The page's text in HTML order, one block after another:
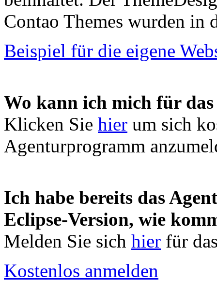
Contao Themes wurden in
Beispiel für die eigene
Wo kann ich mich für
Klicken Sie hier um sich
Agenturprogramm
Ich habe bereits das
Eclipse-Version, wie
Melden Sie sich hier für
Kostenlos anmelden